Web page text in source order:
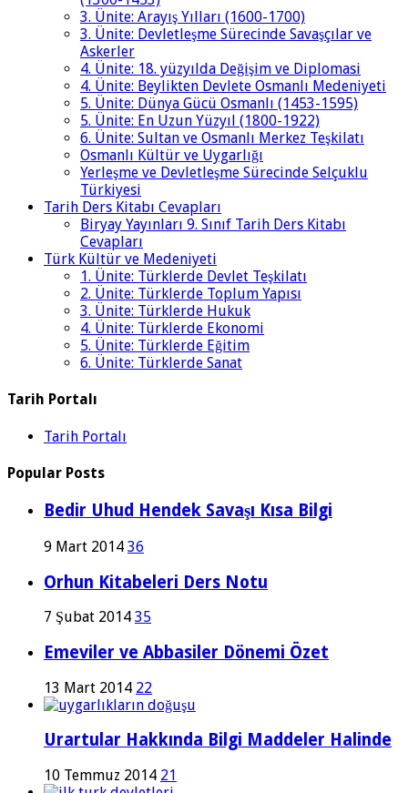
3. Ünite: Arayış Yılları (1600-1700)
3. Ünite: Devletleşme Sürecinde Savaşçılar ve
Askerler
4. Ünite: 18. yüzyılda Değişim ve Diplomasi
4. Ünite: Beylikten Devlete Osmanlı Medeniyeti
5. Ünite: Dünya Gücü Osmanlı (1453-1595)
5. Ünite: En Uzun Yüzyıl (1800-1922)
6. Ünite: Sultan ve Osmanlı Merkez Teşkilatı
Osmanlı Kültür ve Uygarlığı
Yerleşme ve Devletleşme Sürecinde Selçuklu
Türkiyesi
Tarih Ders Kitabı Cevapları
Biryay Yayınları 9. Sınıf Tarih Ders Kitabı
Cevapları
Türk Kültür ve Medeniyeti
1. Ünite: Türklerde Devlet Teşkilatı
2. Ünite: Türklerde Toplum Yapısı
3. Ünite: Türklerde Hukuk
4. Ünite: Türklerde Ekonomi
5. Ünite: Türklerde Eğitim
6. Ünite: Türklerde Sanat
Tarih Portalı
Tarih Portalı
Popular Posts
Bedir Uhud Hendek Savaşı Kısa Bilgi
9 Mart 2014 36
Orhun Kitabeleri Ders Notu
7 Şubat 2014 35
Emeviler ve Abbasiler Dönemi Özet
13 Mart 2014 22
Urartular Hakkında Bilgi Maddeler Halinde
10 Temmuz 2014 21